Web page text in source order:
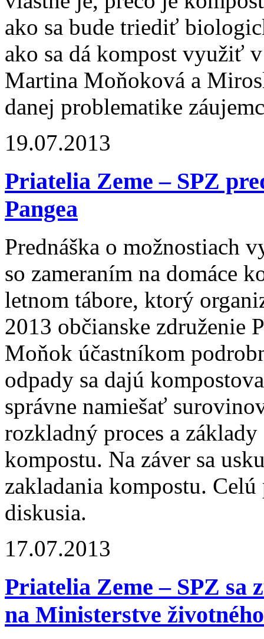
ako sa bude triediť
ako sa dá kompost využiť
Martina Moňoková a
danej problematike
19.07.2013
Priatelia Zeme – SPZ
Pangea
Prednáška o možnostiach
so zameraním na domáce
letnom tábore, ktorý
2013 občianske združenie
Moňok účastníkom
odpady sa dajú
správne namiešať
rozkladný proces a
kompostu. Na záver sa
zakladania kompostu.
diskusia.
17.07.2013
Priatelia Zeme – SPZ sa
na Ministerstve